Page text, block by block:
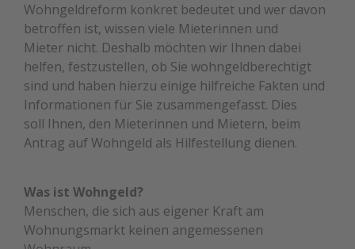
Wohngeldreform konkret bedeutet und wer davon
betroffen ist, wissen viele Mieterinnen und
Mieter nicht. Deshalb möchten wir Ihnen dabei
helfen, festzustellen, ob Sie wohngeldberechtigt
sind und haben hierzu einige hilfreiche Fakten und
Informationen für Sie zusammengefasst. Dies
soll Ihnen, den Mieterinnen und Mietern, beim
Antrag auf Wohngeld als Hilfestellung dienen.
Was ist Wohngeld?
Menschen, die sich aus eigener Kraft am
Wohnungsmarkt keinen angemessenen